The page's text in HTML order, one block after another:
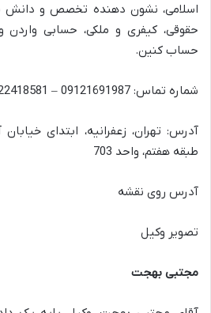
اسلامی، نشون دهنده تخصص و دانش
حقوقی، کیفری و ملکی، حسابی
حساب کنین.
شماره تماس: 09121691987 – 02122418581 – 02122414989
آدرس: تهران، زعفرانیه، ابتدای
طبقه هفتم، واحد 703
آدرس روی نقشه
تصویر وکیل
مجتبی بهجت